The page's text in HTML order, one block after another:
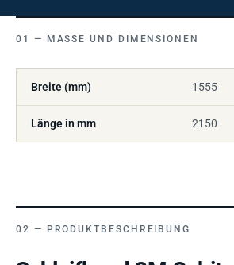
MASSE UND DIMENSIONEN
Breite (mm) 1555
Länge in mm 2150
PRODUKTBESCHREIBUNG